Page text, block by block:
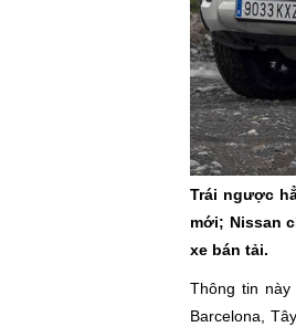
Trái ngược
mới; Nissan
xe bán tải.
Thông tin
Barcelona,